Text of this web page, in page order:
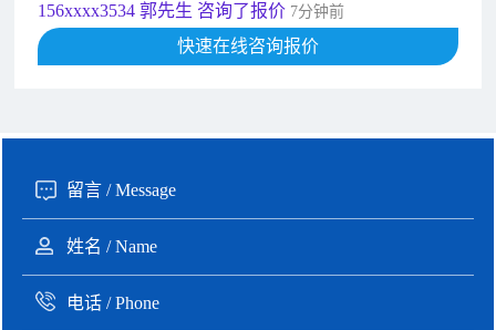
156xxxx3534 郭先生 咨询了报价 7分钟前
192xxxx2920 周先生 咨询了报价10分钟前
135xxxx6654 张先生 咨询了报价
快速在线咨询报价